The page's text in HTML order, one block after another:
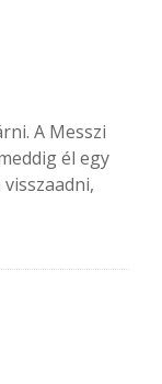
A Messzi
él egy